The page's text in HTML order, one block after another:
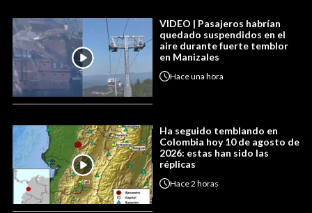
VIDEO | Pasajeros habrían
quedado suspendidos en el
aire durante fuerte temblor
en Manizales
Haceuna hora
Ha seguido temblando en
Colombia hoy 10 de agosto de
2026: estas han sido las
réplicas
Hace2 horas